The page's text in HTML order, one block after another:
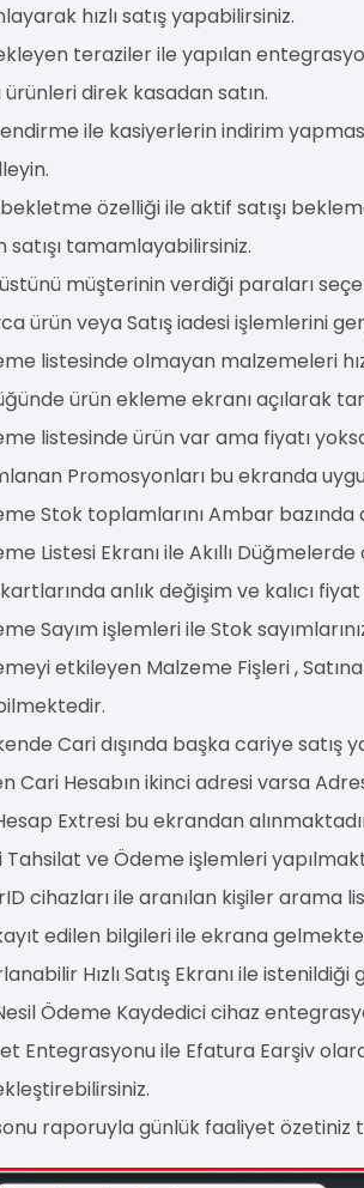
hızlı satış yapabilirsiniz.
teraziler ile yapılan
ürünleri direk kasadan satın.
ile kasiyerlerin indirim
bekletme özelliği ile aktif satışı
satışı tamamlayabilirsiniz.
müşterinin verdiği paraları
ürün veya Satış iadesi işlemlerini
listesinde olmayan malzemeleri
ürün ekleme ekranı açılarak
listesinde ürün var ama fiyatı
Promosyonları bu ekranda
Stok toplamlarını Ambar bazında
Listesi Ekranı ile Akıllı
anlık değişim ve kalıcı
Sayım işlemleri ile Stok
etkileyen Malzeme Fişleri ,
Cari dışında başka cariye satış
Cari Hesabın ikinci adresi varsa
Extresi bu ekrandan
Tahsilat ve Ödeme işlemleri
cihazları ile aranılan kişiler arama
edilen bilgileri ile ekrana
Hızlı Satış Ekranı ile
Ödeme Kaydedici cihaz
Entegrasyonu ile Efatura Earşiv
raporuyla günlük faaliyet özetiniz